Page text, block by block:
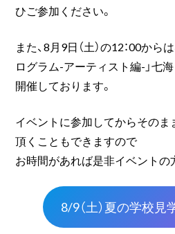
ひご参加ください。
また、8月9日（土）の12：00から
ログラム-アーティスト編-」
開催しております。
イベントに参加してからその
頂くこともできますので
お時間があれば是非イベントの
8/9（土）夏の学校